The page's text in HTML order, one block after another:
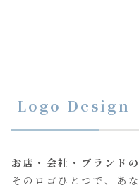
Logo Design
お店・会社・ブランド
そのロゴひとつで、あ